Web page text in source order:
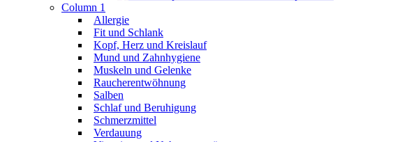
Column 1
Allergie
Fit und Schlank
Kopf, Herz und Kreislauf
Mund und Zahnhygiene
Muskeln und Gelenke
Raucherentwöhnung
Salben
Schlaf und Beruhigung
Schmerzmittel
Verdauung